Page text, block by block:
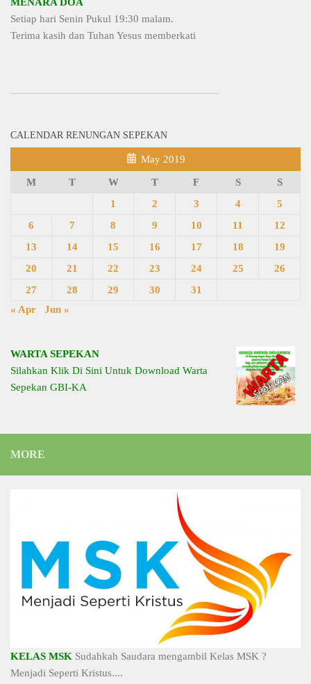
Setiap hari Senin Pukul 19:30 malam.
Terima kasih dan Tuhan Yesus memberkati
CALENDAR RENUNGAN SEPEKAN
May 2019
M T W T F S
S
1
2 3 4
5
6
7 8 9 10 11
12
13
14 15 16 17 18
19
20
21 22 23 24 25
26
27
28 29 30
31
« Apr
Jun »
WARTA SEPEKAN
Silahkan Klik Di Sini Untuk Download Warta
Sepekan GBI-KA
MORE
KELAS MSK Sudahkah Saudara mengambil Kelas MSK ?
Menjadi Seperti Kristus....